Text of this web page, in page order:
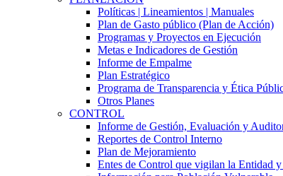
Políticas | Lineamientos | Manuales
Plan de Gasto público (Plan de Acción)
Programas y Proyectos en Ejecución
Metas e Indicadores de Gestión
Informe de Empalme
Plan Estratégico
Programa de Transparencia y Ética
Otros Planes
CONTROL
Informe de Gestión, Evaluación y
Reportes de Control Interno
Plan de Mejoramiento
Entes de Control que vigilan la Entidad